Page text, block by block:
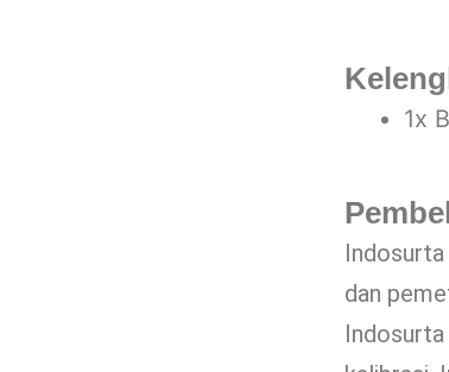
1x
Indosurta
dan
Indosurta